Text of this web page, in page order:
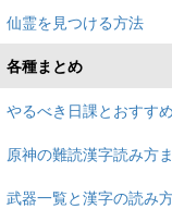
仙霊を見つける方法
各種まとめ
やるべき日課とおすす
原神の難読漢字読み方
武器一覧と漢字の読み